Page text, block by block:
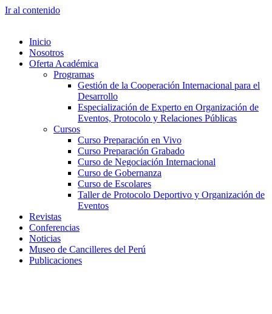
Ir al contenido
Inicio
Nosotros
Oferta Académica
Programas
Gestión de la Cooperación Internacional para el
Desarrollo
Especialización de Experto en Organización de
Eventos, Protocolo y Relaciones Públicas
Cursos
Curso Preparación en Vivo
Curso Preparación Grabado
Curso de Negociación Internacional
Curso de Gobernanza
Curso de Escolares
Taller de Protocolo Deportivo y Organización de
Eventos
Revistas
Conferencias
Noticias
Museo de Cancilleres del Perú
Publicaciones